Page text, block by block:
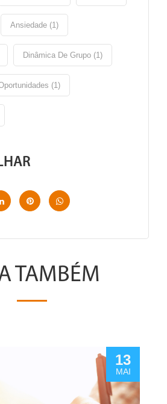
Ansiedade (1)
Dinâmica De Grupo (1)
(1)
TAMBÉM
13
MAI